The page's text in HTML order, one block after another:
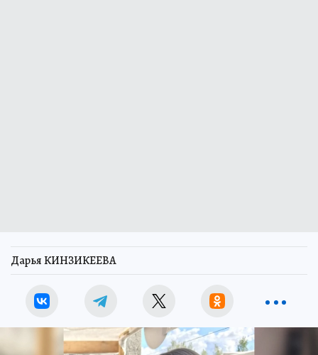
Дарья КИНЗИКЕЕВА